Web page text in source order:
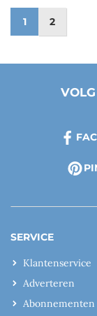
1 2
SERVICE
Klantenservice
Adverteren
Abonnementen